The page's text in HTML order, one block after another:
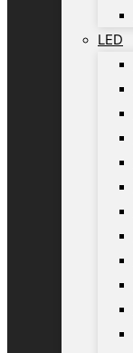
LED